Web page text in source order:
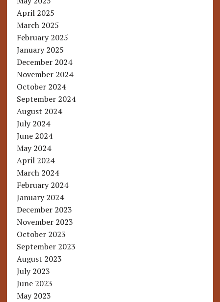
April 2025
March 2025
February 2025
January 2025
December 2024
November 2024
October 2024
September 2024
August 2024
July 2024
June 2024
May 2024
April 2024
March 2024
February 2024
January 2024
December 2023
November 2023
October 2023
September 2023
August 2023
July 2023
June 2023
May 2023